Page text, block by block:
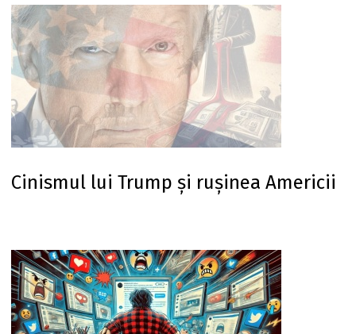
Cinismul lui Trump și rușinea Americii